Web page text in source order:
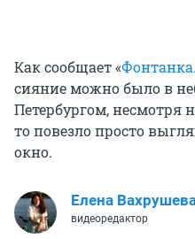
Как сообщает «
сияние можно было в
Петербургом, несмотря
то повезло просто
окно.
Елена
видеоредактор